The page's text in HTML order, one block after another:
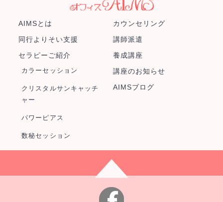
AIMSとは カウンセリング
同行よりそい支援 講師派遣
セラピーご紹介
カラーセッション
クリスタルサンキャッチ
ャー
パワーピアス
数秘セッション
養成講座
講座のお知らせ
AIMSブログ